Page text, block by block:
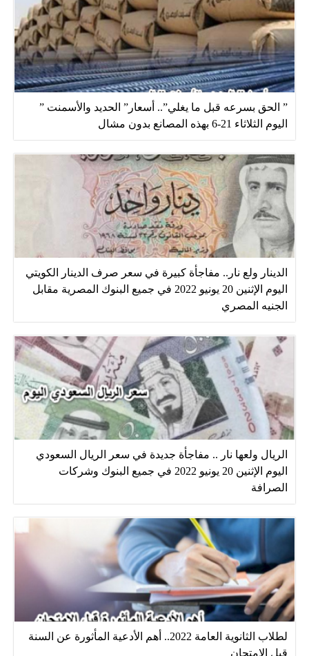
” الحق بسرعه قبل ما يغلي”.. أسعار” الحديد والأسمنت ”
اليوم الثلاثاء 21-6 بهذه المصانع بدون مشال
الدينار ولع نار.. مفاجأة كبيرة في سعر صرف الدينار الكويتي
اليوم الإثنين 20 يونيو 2022 في جميع البنوك المصرية مقابل
الجنيه المصري
الريال ولعها نار .. مفاجأة جديدة في سعر الريال السعودي
اليوم الإثنين 20 يونيو 2022 في جميع البنوك وشركات
الصرافة
لطلاب الثانوية العامة 2022.. أهم الأدعية المأثورة عن السنة
قبل الامتحان